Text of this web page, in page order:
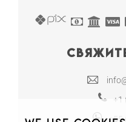
+1
+55